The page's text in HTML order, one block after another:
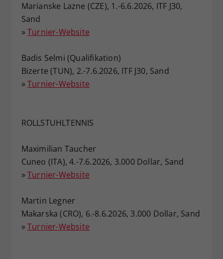
Marianske Lazne (CZE), 1.-6.6.2026, ITF J30,
Sand
» Turnier-Website
Badis Selmi (Qualifikation)
Bizerte (TUN), 2.-7.6.2026, ITF J30, Sand
» Turnier-Website
ROLLSTUHLTENNIS
Maximilian Taucher
Cuneo (ITA), 4.-7.6.2026, 3.000 Dollar, Sand
» Turnier-Website
Martin Legner
Makarska (CRO), 6.-8.6.2026, 3.000 Dollar, Sand
» Turnier-Website